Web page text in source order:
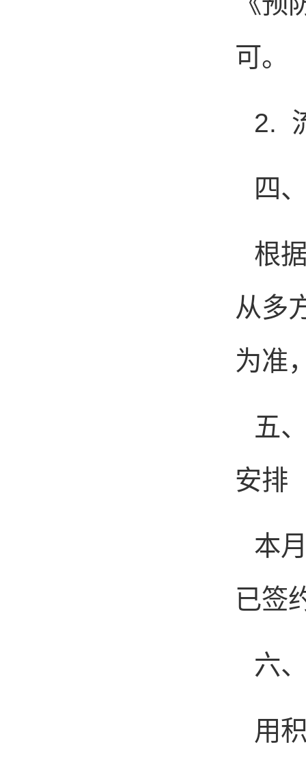
可。
2.
四
根
从多
为准
五
安排
本
已签
六
用